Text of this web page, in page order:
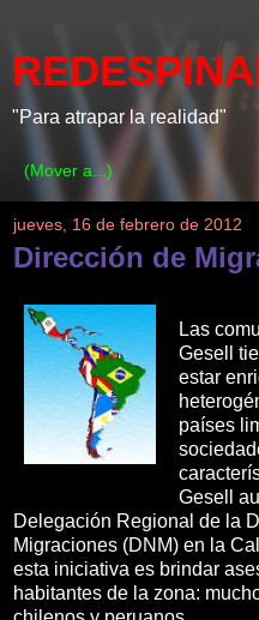
"Para atrapar la realidad"
jueves, 16 de febrero de 2012
Dirección de
Las
Gesell
estar
países
Gesell
Delegación Regional de la
Migraciones (DNM) en la
esta iniciativa es brindar
habitantes de la zona: